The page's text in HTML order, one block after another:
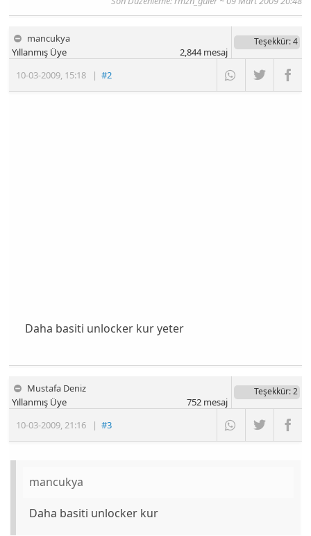
mancukya
10-03-2009, 15:18 |#2
Yıllanmış Üye
Teşekkür: 4
2,844mesaj
Daha basiti unlocker kur yeter
Mustafa Deniz
10-03-2009,21:16 |#3
Yıllanmış Üye
Teşekkür: 2
752mesaj
mancukya
Daha basiti unlocker kur